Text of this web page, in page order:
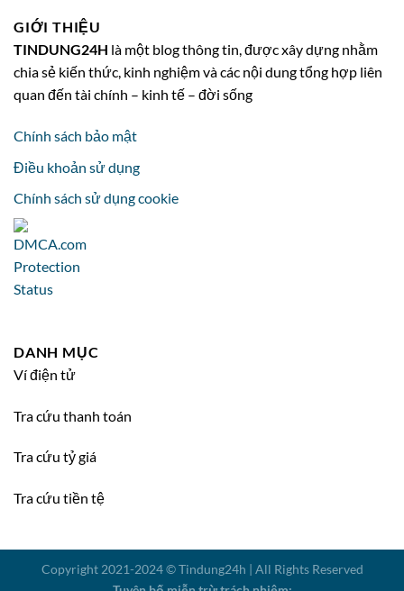
GIỚI THIỆU
TINDUNG24H là một blog thông tin, được xây dựng nhằm
chia sẻ kiến thức, kinh nghiệm và các nội dung tổng hợp liên
quan đến tài chính – kinh tế – đời sống
Chính sách bảo mật
Điều khoản sử dụng
Chính sách sử dụng cookie
DANH MỤC
Ví điện tử
Tra cứu thanh toán
Tra cứu tỷ giá
Tra cứu tiền tệ
Copyright 2021-2024 © Tindung24h | All Rights Reserved